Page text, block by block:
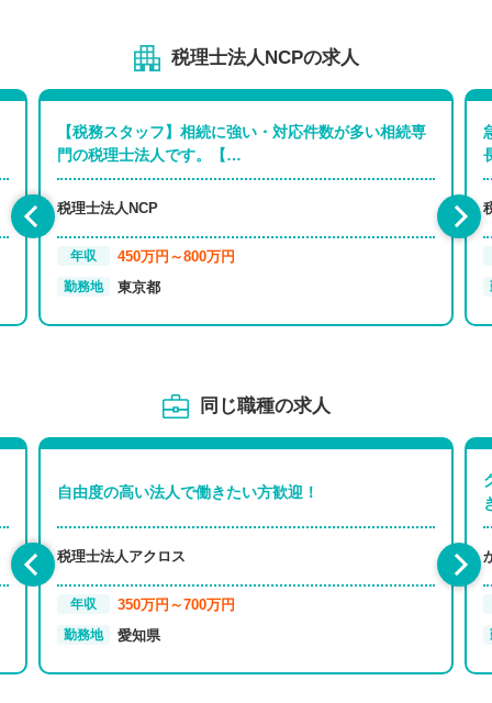
税理士法人NCPの求人
【税務スタッフ】相続に強い・対応件数が多い相続専
門の税理士法人です。【…
税理士法人NCP
年収 450万円～800万円
勤務地 東京都
同じ職種の求人
自由度の高い法人で働きたい方歓迎！
税理士法人アクロス
年収 350万円～700万円
勤務地 愛知県